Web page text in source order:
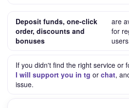
Deposit funds, one-click
order, discounts and
bonuses
are
for
If you didn't find the right service or
I will support you in tg or chat,
issue.